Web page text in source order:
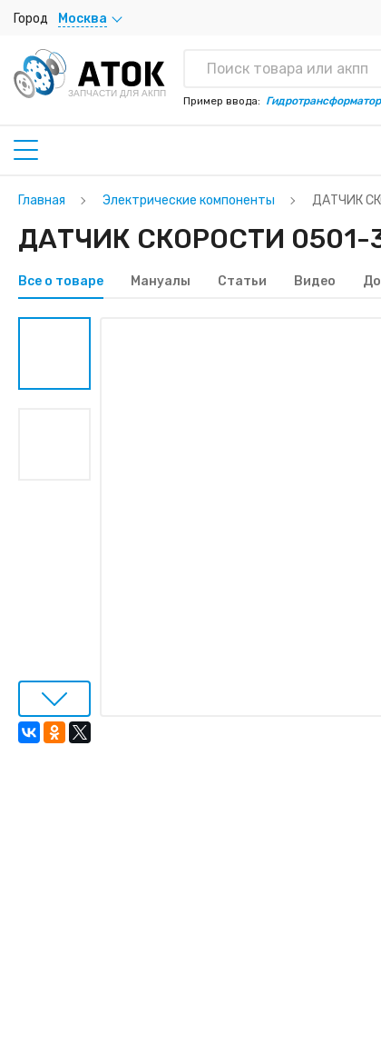
Город Москва
ЗАПЧАСТИ ДЛЯ АКПП
Пример ввода: Гидротрансформатор
Главная Электрические компоненты ДАТЧИК
ДАТЧИК СКОРОСТИ 0501-
Все о товаре Мануалы Статьи Видео